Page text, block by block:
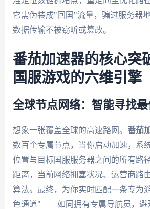
它需伪装成"回国"流量，骗过服务器
数据传输不被窃听或篡改。
番茄加速器的核心突
国服游戏的六维引擎
全球节点网络：智能寻找
想象一张覆盖全球的高速路网。 番茄
数百个专属节点，当你启动加速，系
位置与目标国服服务器之间的所有路
距离，当前网络拥塞状况、运营商路
算法。最终，为你实时匹配一条专为
色通道"——如同拥有专属导航员，避